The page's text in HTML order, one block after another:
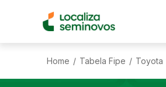
Home / Tabela Fipe / Toyota